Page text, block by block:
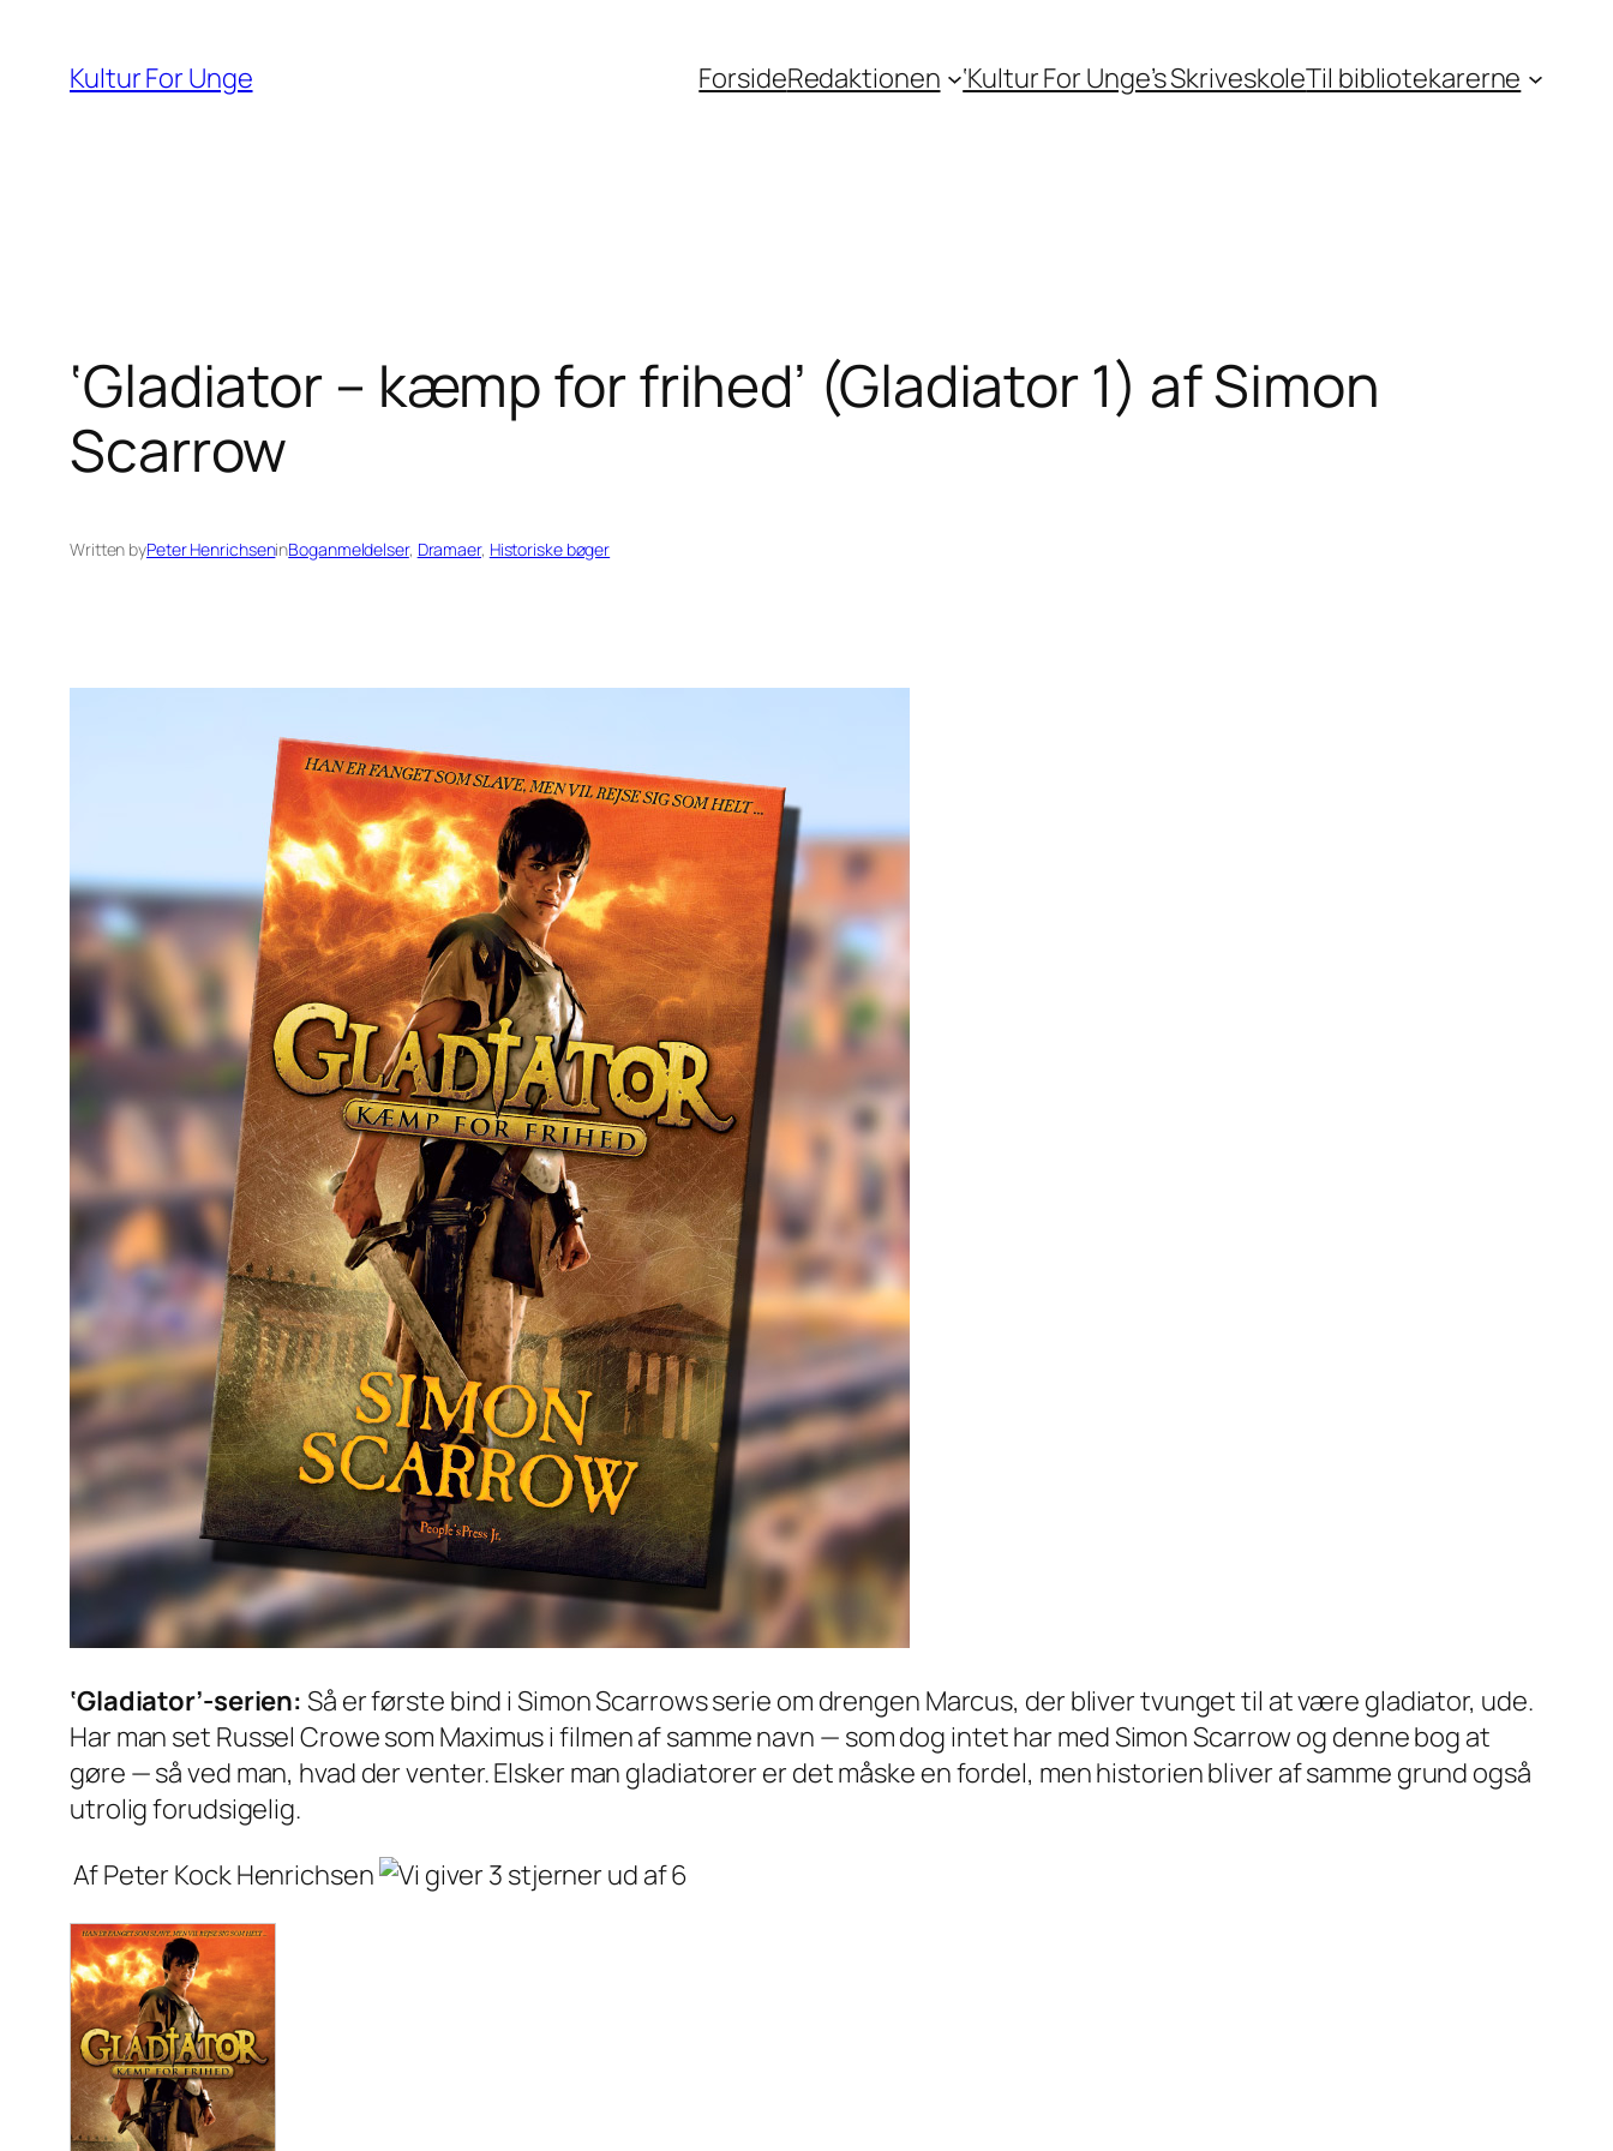
indhold
Kultur For Unge ForsideRedaktionen ‘Kultur For Unge’s SkriveskoleTil bibliotekarerne
‘Gladiator – kæmp for frihed’ (Gladiator 1) af Simon
Scarrow
Written byPeter HenrichseninBoganmeldelser, Dramaer, Historiske bøger
‘Gladiator’-serien: Så er første bind i Simon Scarrows serie om drengen Marcus, der bliver tvunget til at være gladiator, ude.
Har man set Russel Crowe som Maximus i filmen af samme navn — som dog intet har med Simon Scarrow og denne bog at
gøre — så ved man, hvad der venter. Elsker man gladiatorer er det måske en fordel, men historien bliver af samme grund også
utrolig forudsigelig.
Af Peter Kock Henrichsen